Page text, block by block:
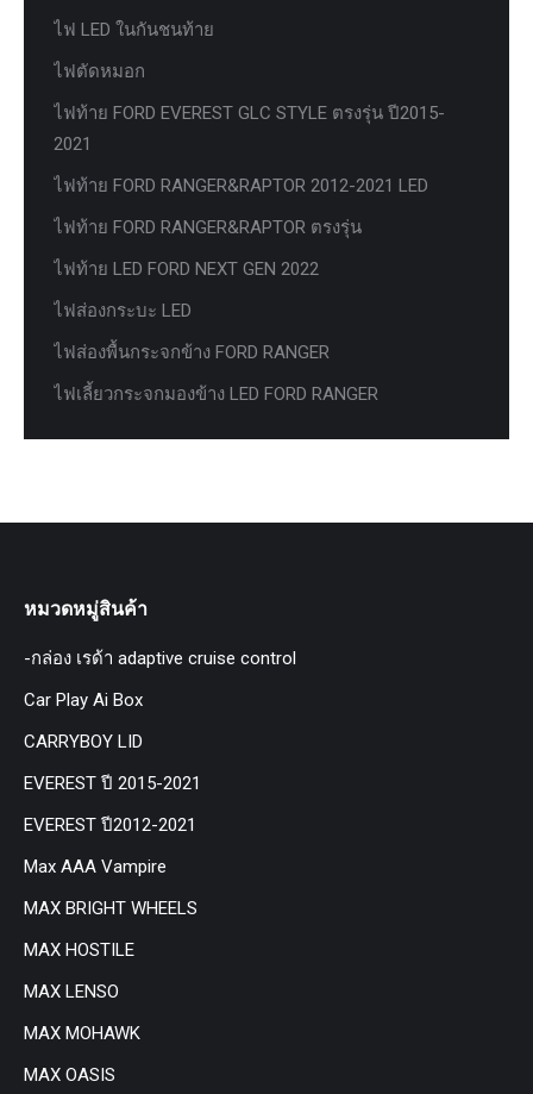
ไฟ LED ในกันชนท้าย
ไฟตัดหมอก
ไฟท้าย FORD EVEREST GLC STYLE ตรงรุ่น ปี2015-
2021
ไฟท้าย FORD RANGER&RAPTOR 2012-2021 LED
ไฟท้าย FORD RANGER&RAPTOR ตรงรุ่น
ไฟท้าย LED FORD NEXT GEN 2022
ไฟส่องกระบะ LED
ไฟส่องพื้นกระจกข้าง FORD RANGER
ไฟเลี้ยวกระจกมองข้าง LED FORD RANGER
หมวดหมู่สินค้า
-กล่อง เรด้า adaptive cruise control
Car Play Ai Box
CARRYBOY LID
EVEREST ปี 2015-2021
EVEREST ปี2012-2021
Max AAA Vampire
MAX BRIGHT WHEELS
MAX HOSTILE
MAX LENSO
MAX MOHAWK
MAX OASIS